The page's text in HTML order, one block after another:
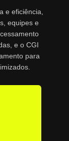
e eficiência,
equipes e
e o CGI
para